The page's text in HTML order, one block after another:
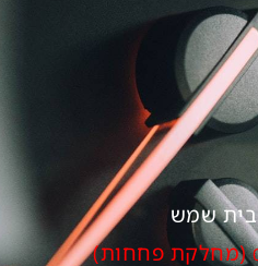
(מחלקת פחחות)